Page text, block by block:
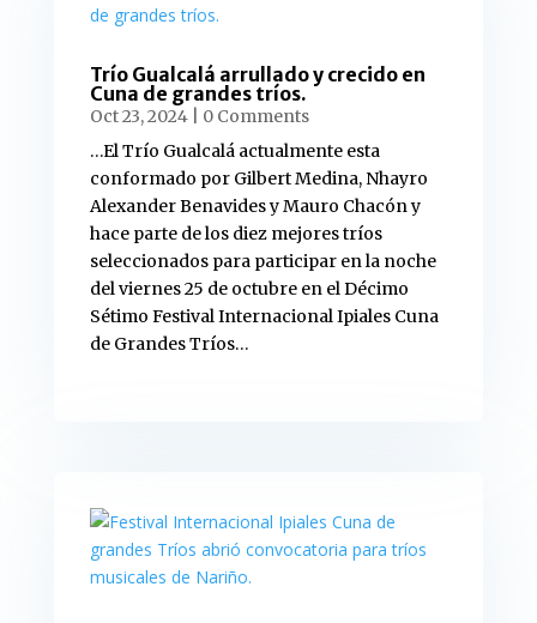
Trío Gualcalá arrullado y crecido en
Cuna de grandes tríos.
Oct 23, 2024| 0 Comments
…El Trío Gualcalá actualmente esta
conformado por Gilbert Medina, Nhayro
Alexander Benavides y Mauro Chacón y
hace parte de los diez mejores tríos
seleccionados para participar en la noche
del viernes 25 de octubre en el Décimo
Sétimo Festival Internacional Ipiales Cuna
de Grandes Tríos…